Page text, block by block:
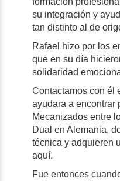
su integración y
tan distinto al de
Rafael hizo por los
que en su día
solidaridad
Contactamos con él
ayudara a encontrar
Mecanizados entre
Dual en Alemania,
técnica y adquieren
aquí.
Fue entonces